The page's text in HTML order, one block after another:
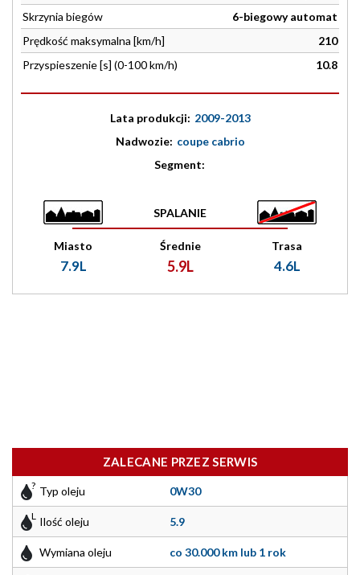
Skrzynia biegów
6-biegowy automat
Prędkość maksymalna [km/h]
210
Przyspieszenie [s] (0-100 km/h)
10.8
Lata produkcji: 2009-2013
Nadwozie: coupe cabrio
Segment:
SPALANIE
Miasto
7.9L
Średnie
5.9L
Trasa
4.6L
ZALECANE PRZEZ SERWIS
Typ oleju 0W30
Ilość oleju 5.9
Wymiana oleju co 30.000 km lub 1 rok